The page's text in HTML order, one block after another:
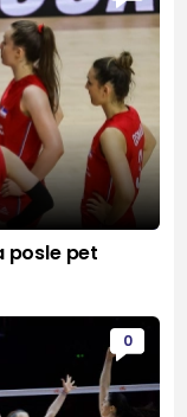
posle pet
0